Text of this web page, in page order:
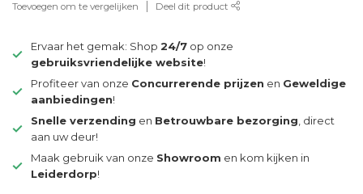
Toevoegen om te vergelijken Deel dit product
Ervaar het gemak: Shop 24/7 op onze
gebruiksvriendelijke website!
Profiteer van onze Concurrerende prijzen en Geweldige
aanbiedingen!
Snelle verzending en Betrouwbare bezorging , direct
aan uw deur!
Maak gebruik van onze Showroom en kom kijken in
Leiderdorp!